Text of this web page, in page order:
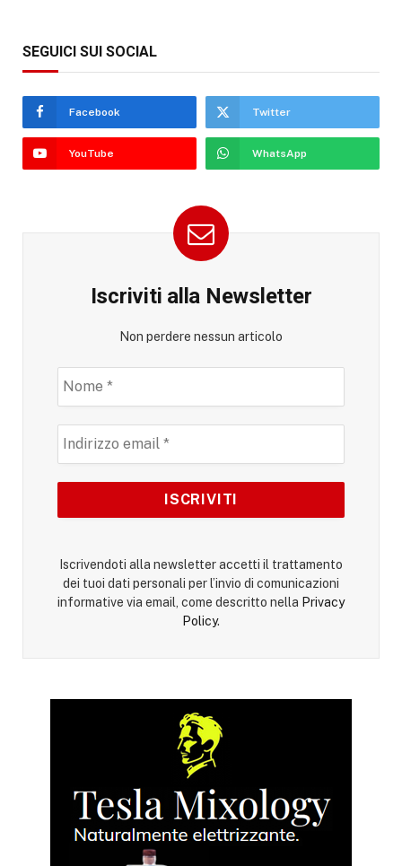
SEGUICI SUI SOCIAL
Facebook Twitter
YouTube WhatsApp
Iscriviti alla Newsletter
Non perdere nessun articolo
Iscrivendoti alla newsletter accetti il trattamento
dei tuoi dati personali per l’invio di comunicazioni
informative via email, come descritto nella Privacy
Policy.